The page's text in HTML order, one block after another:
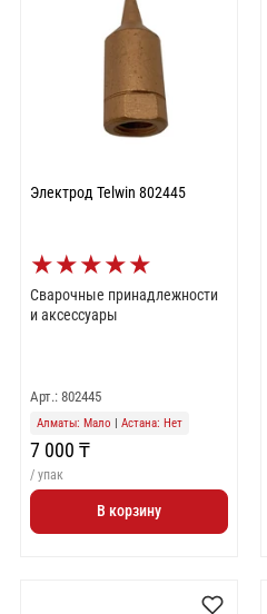
Электрод Telwin 802445
★★★★★
Сварочные принадлежности
и аксессуары
Арт.: 802445
Алматы: Мало | Астана: Нет
7 000 ₸
/ упак
В корзину